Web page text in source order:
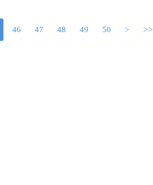
46 47 48 49 50 60
70
80
90
100
200
> >>